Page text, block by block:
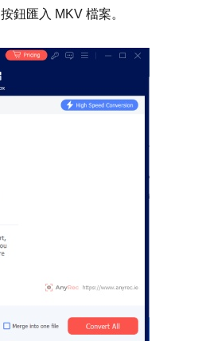
鈕匯入 MKV 檔案。